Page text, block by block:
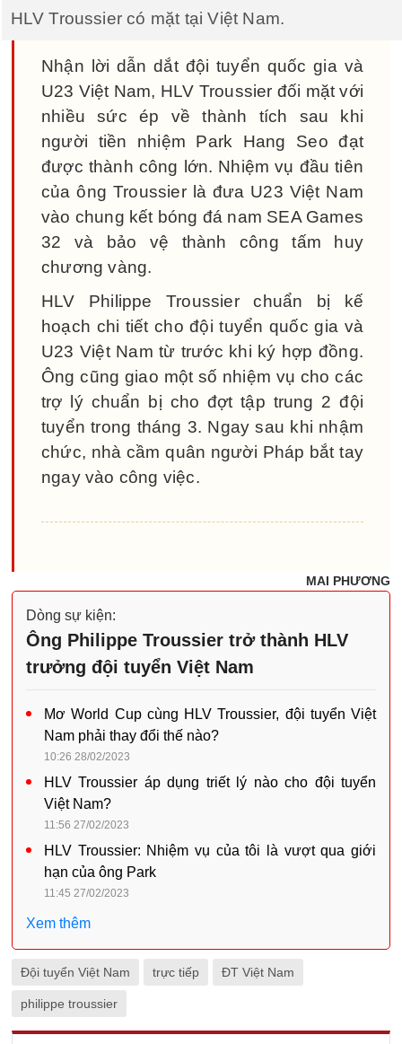
HLV Troussier có mặt tại Việt Nam.
Nhận lời dẫn dắt đội tuyển quốc gia và
U23 Việt Nam, HLV Troussier đối mặt với
nhiều sức ép về thành tích sau khi
người tiền nhiệm Park Hang Seo đạt
được thành công lớn. Nhiệm vụ đầu tiên
của ông Troussier là đưa U23 Việt Nam
vào chung kết bóng đá nam SEA Games
32 và bảo vệ thành công tấm huy
chương vàng.
HLV Philippe Troussier chuẩn bị kế
hoạch chi tiết cho đội tuyển quốc gia và
U23 Việt Nam từ trước khi ký hợp đồng.
Ông cũng giao một số nhiệm vụ cho các
trợ lý chuẩn bị cho đợt tập trung 2 đội
tuyển trong tháng 3. Ngay sau khi nhậm
chức, nhà cầm quân người Pháp bắt tay
ngay vào công việc.
MAI PHƯƠNG
Dòng sự kiện:
Ông Philippe Troussier trở thành HLV
trưởng đội tuyển Việt Nam
Mơ World Cup cùng HLV Troussier, đội tuyển Việt
Nam phải thay đổi thế nào?
10:26 28/02/2023
HLV Troussier áp dụng triết lý nào cho đội tuyển
Việt Nam?
11:56 27/02/2023
HLV Troussier: Nhiệm vụ của tôi là vượt qua giới
hạn của ông Park
11:45 27/02/2023
Xem thêm
Đội tuyển Việt Nam trực tiếp ĐT Việt Nam
philippe troussier